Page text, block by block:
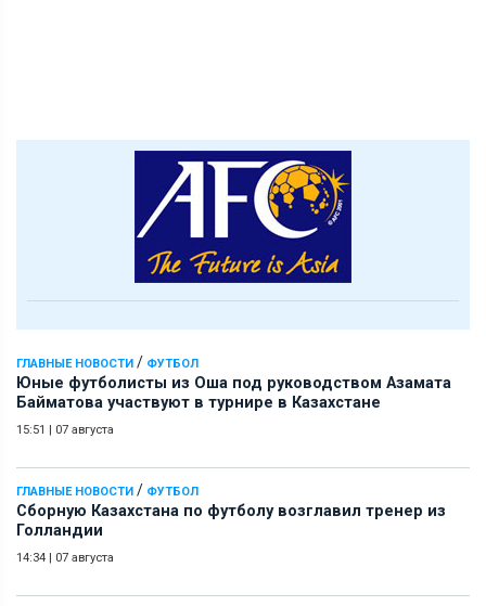
ГЛАВНЫЕ НОВОСТИ / ФУТБОЛ
Юные футболисты из Оша под руководством Азамата
Байматова участвуют в турнире в Казахстане
15:51 | 07 августа
ГЛАВНЫЕ НОВОСТИ / ФУТБОЛ
Сборную Казахстана по футболу возглавил тренер из
Голландии
14:34 | 07 августа